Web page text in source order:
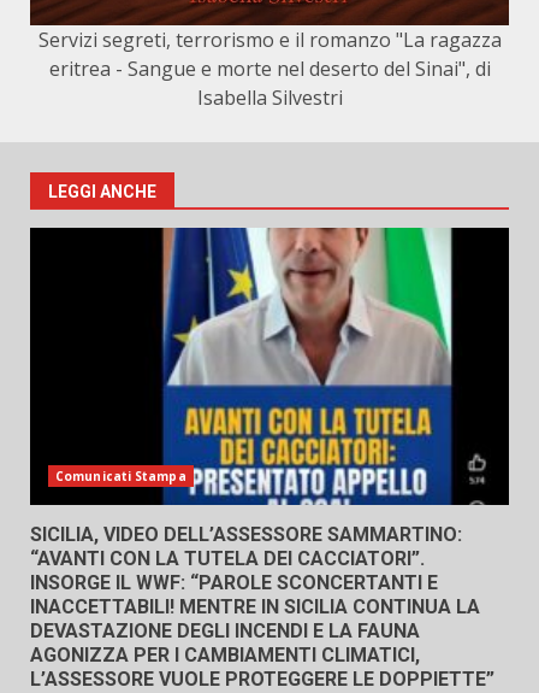
Servizi segreti, terrorismo e il romanzo "La ragazza
eritrea - Sangue e morte nel deserto del Sinai", di
Isabella Silvestri
LEGGI ANCHE
Comunicati Stampa
SICILIA, VIDEO DELL’ASSESSORE SAMMARTINO:
“AVANTI CON LA TUTELA DEI CACCIATORI”.
INSORGE IL WWF: “PAROLE SCONCERTANTI E
INACCETTABILI! MENTRE IN SICILIA CONTINUA LA
DEVASTAZIONE DEGLI INCENDI E LA FAUNA
AGONIZZA PER I CAMBIAMENTI CLIMATICI,
L’ASSESSORE VUOLE PROTEGGERE LE DOPPIETTE”